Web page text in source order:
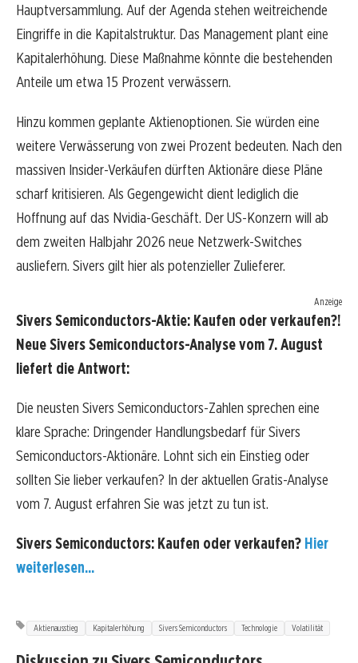
Hauptversammlung. Auf der Agenda stehen weitreichende
Eingriffe in die Kapitalstruktur. Das Management plant eine
Kapitalerhöhung. Diese Maßnahme könnte die bestehenden
Anteile um etwa 15 Prozent verwässern.
Hinzu kommen geplante Aktienoptionen. Sie würden eine
weitere Verwässerung von zwei Prozent bedeuten. Nach den
massiven Insider-Verkäufen dürften Aktionäre diese Pläne
scharf kritisieren. Als Gegengewicht dient lediglich die
Hoffnung auf das Nvidia-Geschäft. Der US-Konzern will ab
dem zweiten Halbjahr 2026 neue Netzwerk-Switches
ausliefern. Sivers gilt hier als potenzieller Zulieferer.
Anzeige
Sivers Semiconductors-Aktie: Kaufen oder verkaufen?!
Neue Sivers Semiconductors-Analyse vom 7. August
liefert die Antwort:
Die neusten Sivers Semiconductors-Zahlen sprechen eine
klare Sprache: Dringender Handlungsbedarf für Sivers
Semiconductors-Aktionäre. Lohnt sich ein Einstieg oder
sollten Sie lieber verkaufen? In der aktuellen Gratis-Analyse
vom 7. August erfahren Sie was jetzt zu tun ist.
Sivers Semiconductors: Kaufen oder verkaufen? Hier
weiterlesen...
Aktienausstieg Kapitalerhöhung Sivers Semiconductors Technologie Volatilität